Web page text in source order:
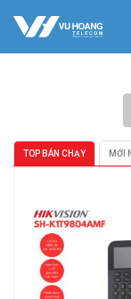
TOP BÁN CHẠY MỚI